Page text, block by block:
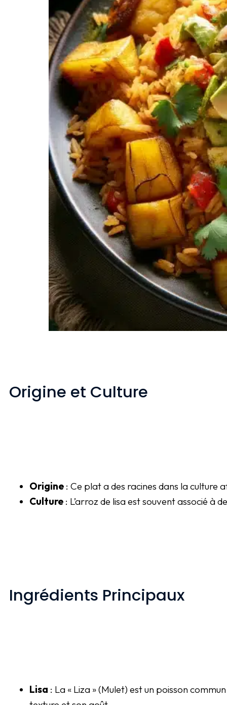
Origine et Culture
Origine : Ce plat a des racines dans la
Culture : L’arroz de lisa est souvent associé à
Ingrédients Principaux
Lisa : La « Liza » (Mulet) est un poisson